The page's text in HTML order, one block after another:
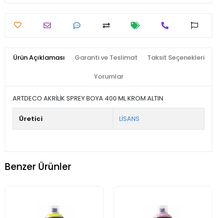
Ürün Açıklaması Garanti ve Teslimat Taksit Seçenekleri
Yorumlar
ARTDECO AKRİLİK SPREY BOYA 400 ML KROM ALTIN
Üretici LİSANS
Benzer Ürünler